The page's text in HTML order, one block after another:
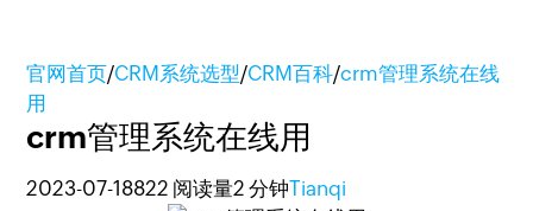
官网首页/CRM系统选型/CRM百科/crm管理系统在线
用
crm管理系统在线用
2023-07-18822 阅读量2 分钟Tianqi